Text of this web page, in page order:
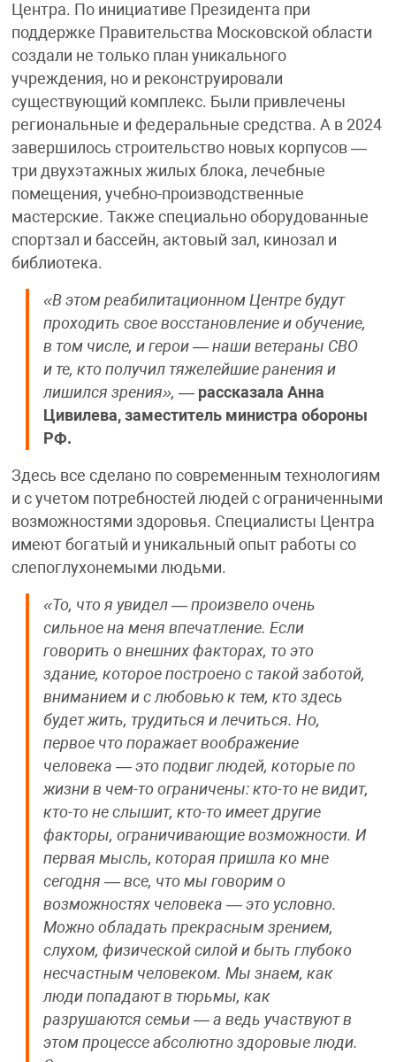
Центра. По инициативе Президента при
поддержке Правительства Московской области
создали не только план уникального
учреждения, но и реконструировали
существующий комплекс. Были привлечены
региональные и федеральные средства. А в 2024
завершилось строительство новых корпусов —
три двухэтажных жилых блока, лечебные
помещения, учебно-производственные
мастерские. Также специально оборудованные
спортзал и бассейн, актовый зал, кинозал и
библиотека.
«В этом реабилитационном Центре будут
проходить свое восстановление и обучение,
в том числе, и герои — наши ветераны СВО
и те, кто получил тяжелейшие ранения и
лишился зрения», —рассказала Анна
Цивилева, заместитель министра обороны
РФ.
Здесь все сделано по современным технологиям
и с учетом потребностей людей с ограниченными
возможностями здоровья. Специалисты Центра
имеют богатый и уникальный опыт работы со
слепоглухонемыми людьми.
«То, что я увидел — произвело очень
сильное на меня впечатление. Если
говорить о внешних факторах, то это
здание, которое построено с такой заботой,
вниманием и с любовью к тем, кто здесь
будет жить, трудиться и лечиться. Но,
первое что поражает воображение
человека — это подвиг людей, которые по
жизни в чем-то ограничены: кто-то не видит,
кто-то не слышит, кто-то имеет другие
факторы, ограничивающие возможности. И
первая мысль, которая пришла ко мне
сегодня — все, что мы говорим о
возможностях человека — это условно.
Можно обладать прекрасным зрением,
слухом, физической силой и быть глубоко
несчастным человеком. Мы знаем, как
люди попадают в тюрьмы, как
разрушаются семьи — а ведь участвуют в
этом процессе абсолютно здоровые люди.